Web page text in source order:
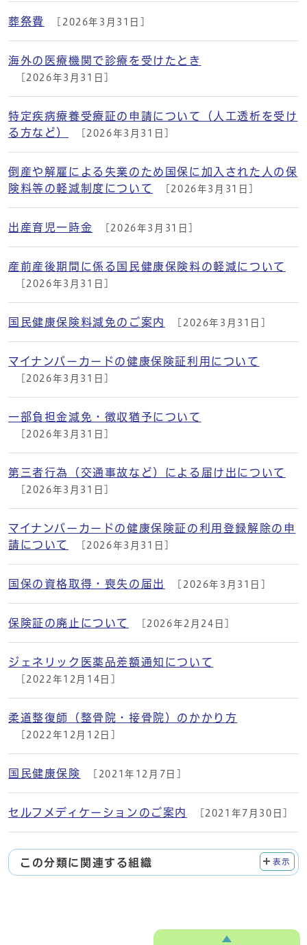
葬祭費 [2026年3月31日]
海外の医療機関で診療を受けたとき
[2026年3月31日]
特定疾病療養受療証の申請について（人工透析を受け
る方など）
[2026年3月31日]
倒産や解雇による失業のため国保に加入された人の保
険料等の軽減制度について
[2026年3月31日]
出産育児一時金 [2026年3月31日]
産前産後期間に係る国民健康保険料の軽減について
[2026年3月31日]
国民健康保険料減免のご案内 [2026年3月31日]
マイナンバーカードの健康保険証利用について
[2026年3月31日]
一部負担金減免・徴収猶予について
[2026年3月31日]
第三者行為（交通事故など）による届け出について
[2026年3月31日]
マイナンバーカードの健康保険証の利用登録解除の申
請について
[2026年3月31日]
国保の資格取得・喪失の届出 [2026年3月31日]
保険証の廃止について [2026年2月24日]
ジェネリック医薬品差額通知について
[2022年12月14日]
柔道整復師（整骨院・接骨院）のかかり方
[2022年12月12日]
国民健康保険 [2021年12月7日]
セルフメディケーションのご案内 [2021年7月30日]
この分類に関連する組織 表示